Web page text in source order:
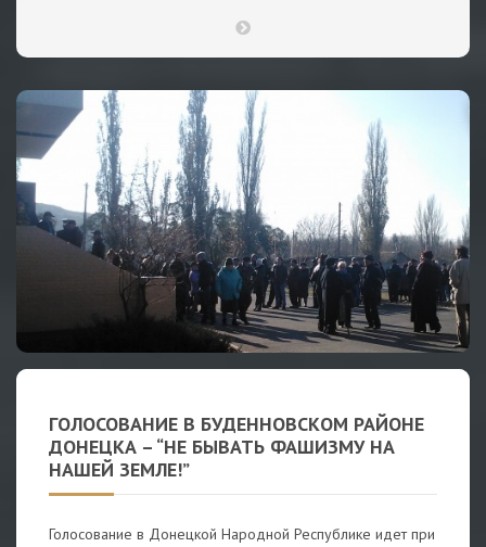
ГОЛОСОВАНИЕ В БУДЕННОВСКОМ РАЙОНЕ
ДОНЕЦКА – “НЕ БЫВАТЬ ФАШИЗМУ НА
НАШЕЙ ЗЕМЛЕ!”
Голосование в Донецкой Народной Республике идет при